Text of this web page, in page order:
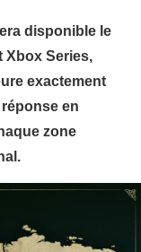
disponible le
Xbox Series,
exactement
en
zone